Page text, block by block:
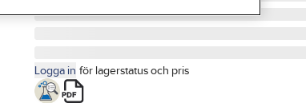
Logga in för lagerstatus och pris